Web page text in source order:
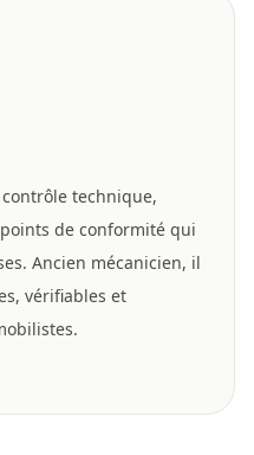
technique,
de conformité qui
Ancien mécanicien, il
vérifiables et